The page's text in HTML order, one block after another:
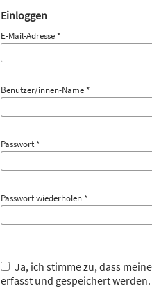
Einloggen
E-Mail-Adresse *
Benutzer/innen-Name *
Passwort *
Passwort wiederholen *
Ja, ich stimme zu, dass
erfasst und gespeichert werden.